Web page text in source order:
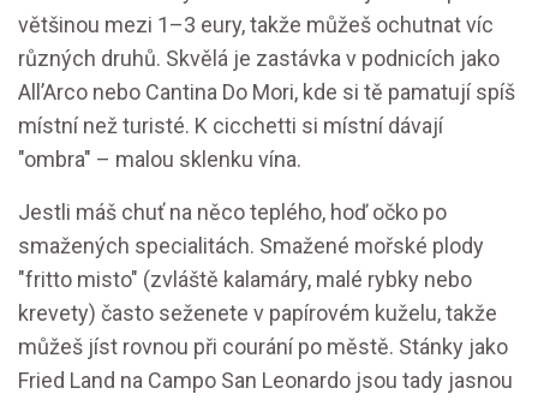
většinou mezi 1–3 eury, takže můžeš ochutnat víc
různých druhů. Skvělá je zastávka v podnicích jako
All’Arco nebo Cantina Do Mori, kde si tě pamatují spíš
místní než turisté. K cicchetti si místní dávají
"ombra" – malou sklenku vína.
Jestli máš chuť na něco teplého, hoď očko po
smažených specialitách. Smažené mořské plody
"fritto misto" (zvláště kalamáry, malé rybky nebo
krevety) často seženete v papírovém kuželu, takže
můžeš jíst rovnou při courání po městě. Stánky jako
Fried Land na Campo San Leonardo jsou tady jasnou